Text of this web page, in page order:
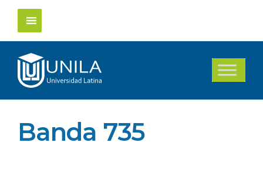
Saltar
contenido
Banda 735